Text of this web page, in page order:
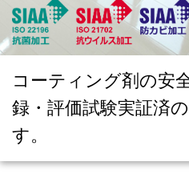
コーティング剤の安
録・評価試験実証済
す。